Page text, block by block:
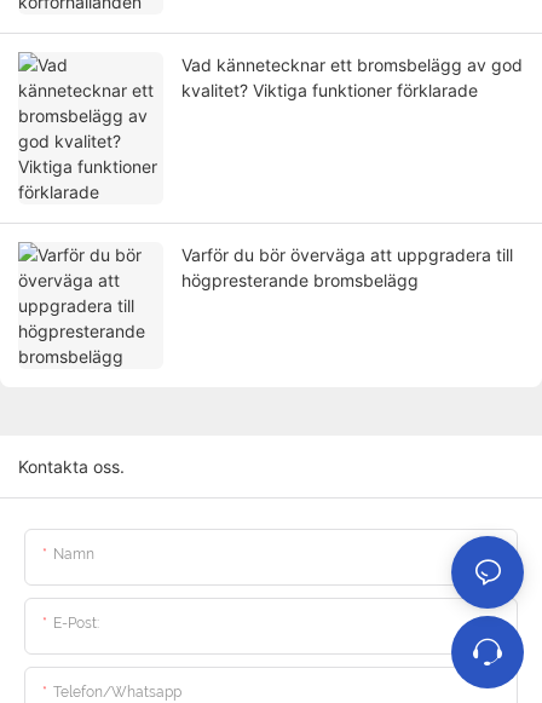
Vad kännetecknar ett bromsbelägg av god
kvalitet? Viktiga funktioner förklarade
Varför du bör överväga att uppgradera till
högpresterande bromsbelägg
Kontakta oss.
Namn
E-Post:
Telefon/whatsapp